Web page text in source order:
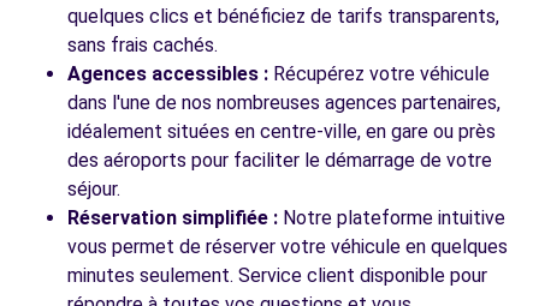
quelques clics et bénéficiez de tarifs transparents,
sans frais cachés.
Agences accessibles : Récupérez votre véhicule
dans l'une de nos nombreuses agences partenaires,
idéalement situées en centre-ville, en gare ou près
des aéroports pour faciliter le démarrage de votre
séjour.
Réservation simplifiée : Notre plateforme intuitive
vous permet de réserver votre véhicule en quelques
minutes seulement. Service client disponible pour